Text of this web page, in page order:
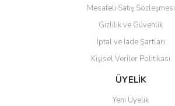
Mesafeli Satış Sözleşmesi
Gizlilik ve Güvenlik
İptal ve İade Şartları
Kişisel Veriler Politikası
ÜYELİK
Yeni Üyelik